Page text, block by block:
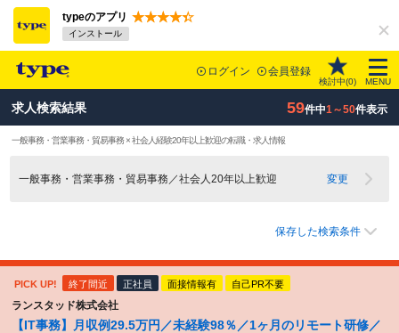
typeのアプリ
インストール
ログイン 会員登録
検討中(0) MENU
求人検索結果 59件中1～50件表示
一般事務・営業事務・貿易事務 × 社会人経験20年以上歓迎の転職・求人情報
一般事務・営業事務・貿易事務／社会人20年以上歓迎 変更
保存した検索条件
PICK UP! 終了間近 正社員 面接情報有 自己PR不要
ランスタッド株式会社
【IT事務】月収例29.5万円／未経験98％／1ヶ月のリモート研修／